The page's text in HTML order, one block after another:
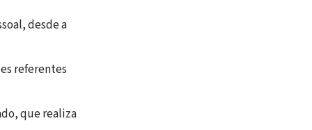
desde a
referentes
que realiza